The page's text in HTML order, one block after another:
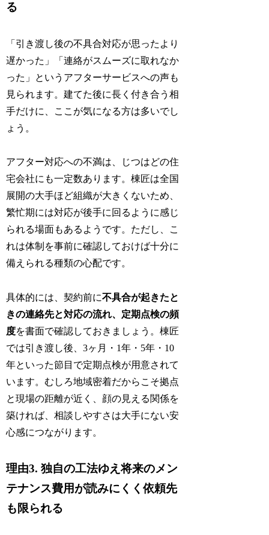
る
「引き渡し後の不具合対応が思ったより
遅かった」「連絡がスムーズに取れなか
った」というアフターサービスへの声も
見られます。建てた後に長く付き合う相
手だけに、ここが気になる方は多いでし
ょう。
アフター対応への不満は、じつはどの住
宅会社にも一定数あります。棟匠は全国
展開の大手ほど組織が大きくないため、
繁忙期には対応が後手に回るように感じ
られる場面もあるようです。ただし、こ
れは体制を事前に確認しておけば十分に
備えられる種類の心配です。
具体的には、契約前に不具合が起きたと
きの連絡先と対応の流れ、定期点検の頻
度を書面で確認しておきましょう。棟匠
では引き渡し後、3ヶ月・1年・5年・10
年といった節目で定期点検が用意されて
います。むしろ地域密着だからこそ拠点
と現場の距離が近く、顔の見える関係を
築ければ、相談しやすさは大手にない安
心感につながります。
理由3. 独自の工法ゆえ将来のメン
テナンス費用が読みにくく依頼先
も限られる